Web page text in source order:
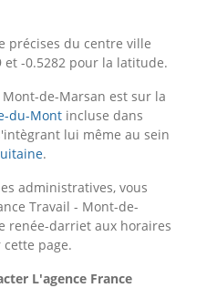
précises du centre ville
et -0.5282 pour la latitude.
Mont-de-Marsan est sur la
du-Mont incluse dans
lui même au sein
.
administratives, vous
Travail - Mont-de-
renée-darriet aux horaires
page.
L'agence France